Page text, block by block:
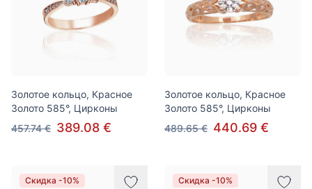
Золотое кольцо, Красное
Золото 585°, Цирконы
457.74 € 389.08 €
Золотое кольцо, Красное
Золото 585°, Цирконы
489.65 € 440.69 €
Скидка -10% Скидка -10%